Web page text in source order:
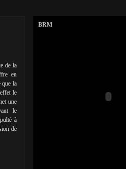
de la
en
que la
le
une
le
à
de
BRM